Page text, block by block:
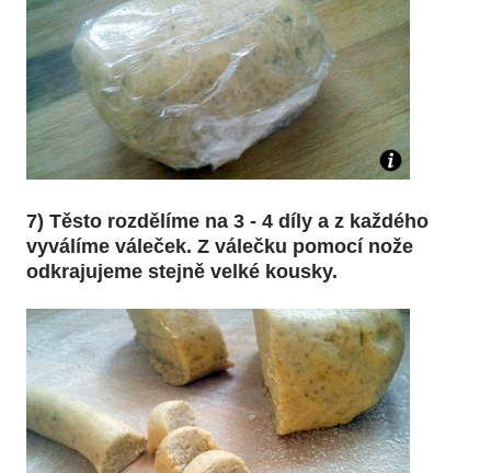
7) Těsto rozdělíme na 3 - 4 díly a z každého
vyválíme váleček. Z válečku pomocí nože
odkrajujeme stejně velké kousky.